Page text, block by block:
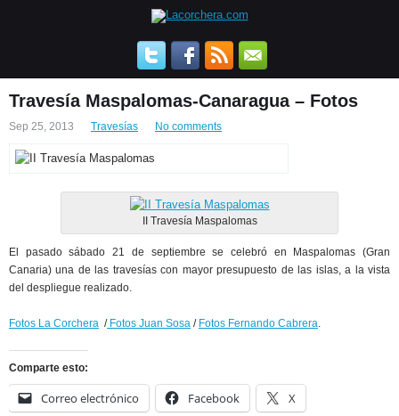
Travesía Maspalomas-Canaragua – Fotos
Sep 25, 2013 Travesías No comments
II Travesía Maspalomas
El pasado sábado 21 de septiembre se celebró en Maspalomas (Gran
Canaria) una de las travesías con mayor presupuesto de las islas, a la vista
del despliegue realizado.
Fotos La Corchera /Fotos Juan Sosa / Fotos Fernando Cabrera.
Comparte esto:
Correo electrónico Facebook X